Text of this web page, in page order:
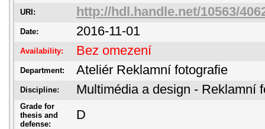
URI: http://hdl.handle.net/10563/
Date: 2016-11-01
Availability: Bez omezení
Department: Ateliér Reklamní fotografie
Discipline: Multimédia a design - Reklamní
Grade for
thesis and
defense:
D